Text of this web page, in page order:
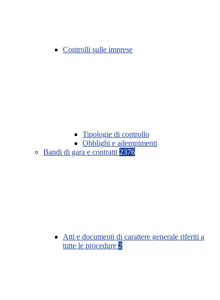
Controlli sulle imprese
Tipologie di controllo
Obblighi e adempimenti
Bandi di gara e contratti 2376
Atti e documenti di carattere generale riferiti a
tutte le procedure 2